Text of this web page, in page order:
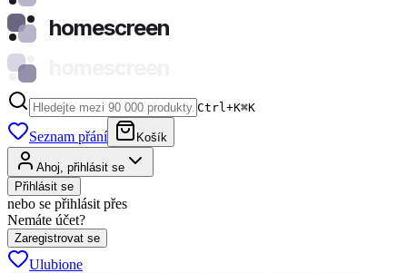
homescreen
Ctrl+K⌘K
Seznam přání Košík
Ahoj, přihlásit se
Přihlásit se
nebo se přihlásit přes
Nemáte účet?
Zaregistrovat se
Ulubione